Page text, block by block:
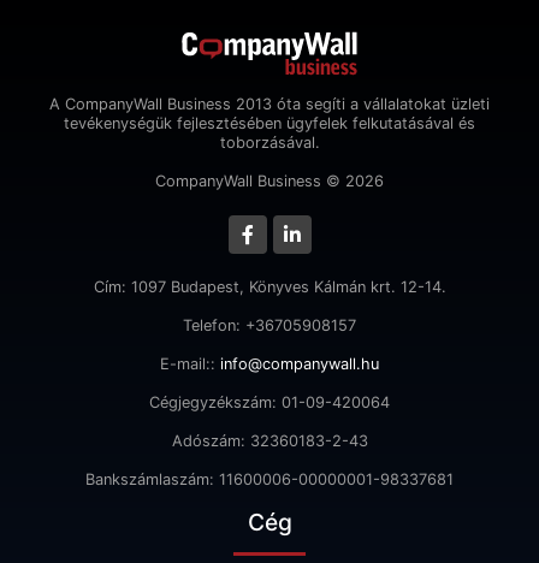
A CompanyWall Business 2013 óta segíti a vállalatokat üzleti
tevékenységük fejlesztésében ügyfelek felkutatásával és
toborzásával.
CompanyWall Business © 2026
Cím: 1097 Budapest, Könyves Kálmán krt. 12-14.
Telefon: +36705908157
E-mail:: info@companywall.hu
Cégjegyzékszám: 01-09-420064
Adószám: 32360183-2-43
Bankszámlaszám: 11600006-00000001-98337681
Cég